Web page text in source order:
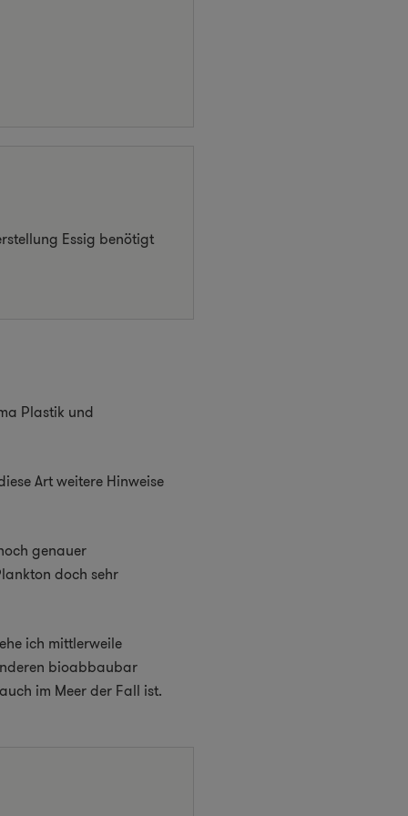
Essig benötigt
Plastik und
Art weitere Hinweise
genauer
doch sehr
ich mittlerweile
bioabbaubar
im Meer der Fall ist.